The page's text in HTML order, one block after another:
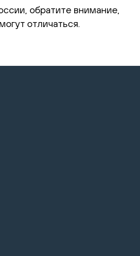
обратите внимание,
отличаться.